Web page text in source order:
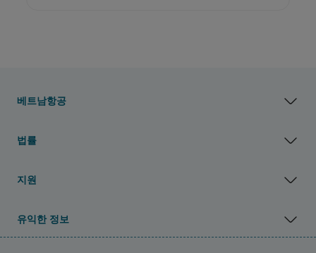
베트남항공
법률
지원
유익한 정보